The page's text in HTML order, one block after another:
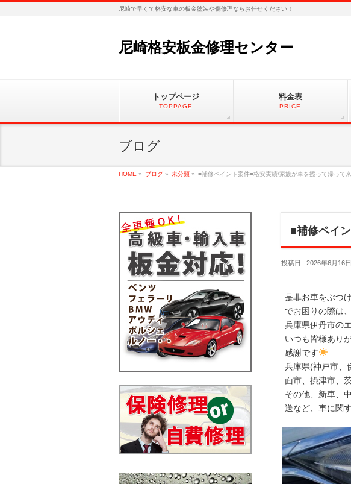
尼崎で早くて格安な車の板金塗装や傷修理ならお任せください！
尼崎格安板金修理センター
トップページ
TOPPAGE
料金表
PRICE
ブログ
HOME » ブログ » 未分類 » ■補修ペイント案件■格安実績/家族が車を擦って帰って来
■補修ペイ
投稿日 : 2026年6月16日
是非お車をぶつ
でお困りの際は、
兵庫県伊丹市の
いつも皆様あり
感謝です
兵庫県(神戸市、
面市、摂津市、
その他、新車、
送など、車に関